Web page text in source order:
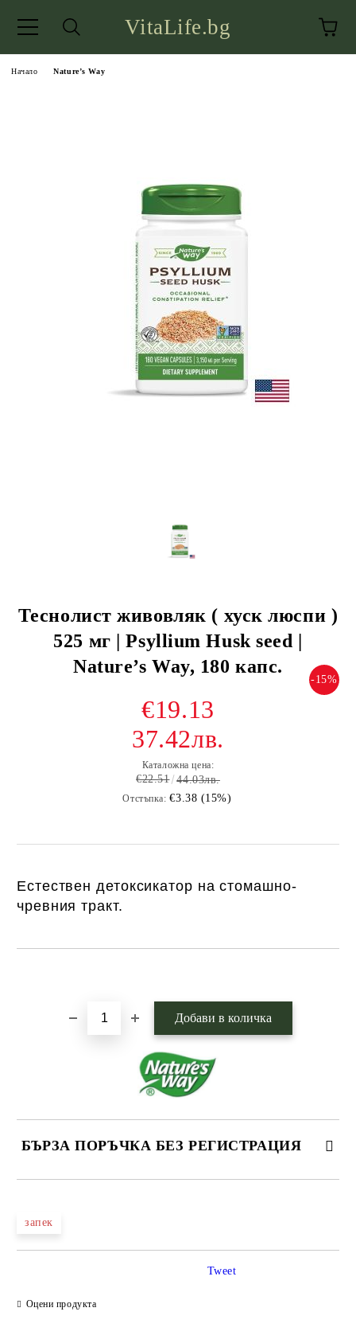
VitaLife.bg
Начало Nature’s Way
Теснолист живовляк ( хуск люспи )
525 мг | Psyllium Husk seed |
Nature’s Way, 180 капс.
-15%
€19.13
37.42лв.
Каталожна цена:
€22.51 44.03лв.
Отстъпка: €3.38 (15%)
Естествен детоксикатор на стомашно-
чревния тракт.
БЪРЗА ПОРЪЧКА БЕЗ РЕГИСТРАЦИЯ
запек
Оцени продукта
Tweet